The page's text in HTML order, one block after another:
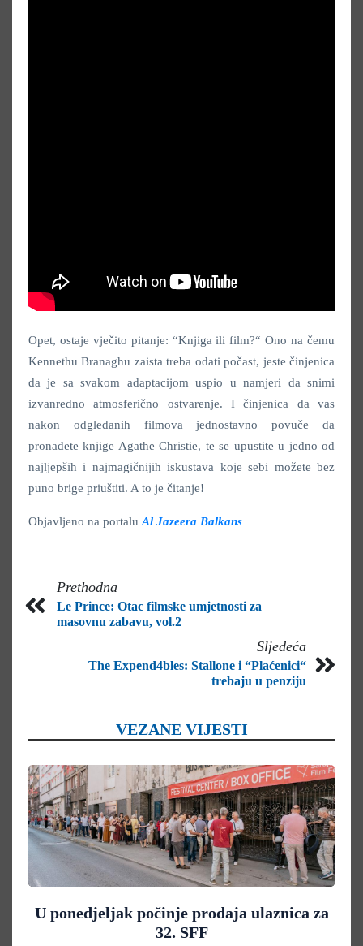
Opet, ostaje vječito pitanje: “Knjiga ili film?“ Ono na čemu
Kennethu Branaghu zaista treba odati počast, jeste činjenica
da je sa svakom adaptacijom uspio u namjeri da snimi
izvanredno atmosferično ostvarenje. I činjenica da vas
nakon odgledanih filmova jednostavno povuče da
pronađete knjige Agathe Christie, te se upustite u jedno od
najljepših i najmagičnijih iskustava koje sebi možete bez
puno brige priuštiti. A to je čitanje!
Objavljeno na portalu Al Jazeera Balkans
Prethodna
Le Prince: Otac filmske umjetnosti za
masovnu zabavu, vol.2
Sljedeća
The Expend4bles: Stallone i “Plaćenici“
trebaju u penziju
VEZANE VIJESTI
U ponedjeljak počinje prodaja ulaznica za
32. SFF